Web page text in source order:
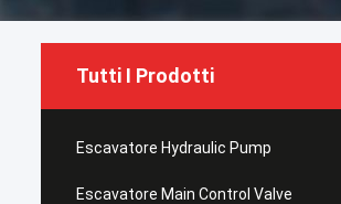
Tutti I Prodotti
Escavatore Hydraulic Pump
Escavatore Main Control Valve